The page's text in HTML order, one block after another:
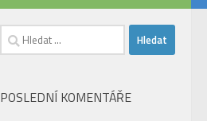
Vyhledávání
POSLEDNÍ KOMENTÁŘE